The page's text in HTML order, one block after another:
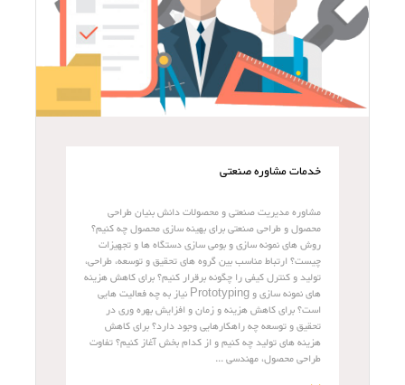
خدمات مشاوره صنعتی
مشاوره مدیریت صنعتی و محصولات دانش بنیان طراحی
محصول و طراحی صنعتی برای بهینه سازی محصول چه کنیم؟
روش های نمونه سازی و بومی سازی دستگاه ها و تجهیزات
چیست؟ ارتباط مناسب بین گروه های تحقیق و توسعه، طراحی،
تولید و کنترل کیفی را چگونه برقرار کنیم؟ برای کاهش هزینه
های نمونه سازی و Prototyping نیاز به چه فعالیت هایی
است؟ برای کاهش هزینه و زمان و افزایش بهره وری در
تحقیق و توسعه چه راهکارهایی وجود دارد؟ برای کاهش
هزینه های تولید چه کنیم و از کدام بخش آغاز کنیم؟ تفاوت
طراحی محصول، مهندسی ...